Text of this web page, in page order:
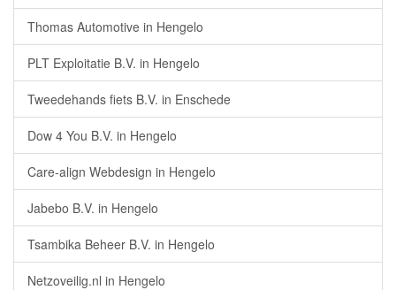
Thomas Automotive in Hengelo
PLT Exploitatie B.V. in Hengelo
Tweedehands fiets B.V. in Enschede
Dow 4 You B.V. in Hengelo
Care-align Webdesign in Hengelo
Jabebo B.V. in Hengelo
Tsambika Beheer B.V. in Hengelo
Netzoveilig.nl in Hengelo